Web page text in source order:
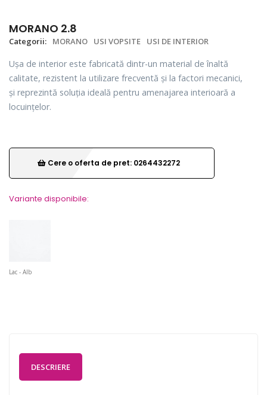
MORANO 2.8
Categorii: MORANO USI VOPSITE USI DE INTERIOR
Ușa de interior este fabricată dintr-un material de înaltă
calitate, rezistent la utilizare frecventă și la factori mecanici,
și reprezintă soluția ideală pentru amenajarea interioară a
locuințelor.
Cere o oferta de pret: 0264432272
Variante disponibile:
Lac - Alb
DESCRIERE